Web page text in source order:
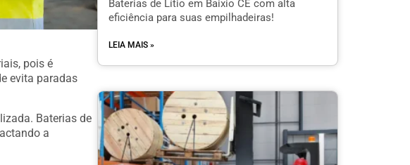
pois é
evita paradas
Baterias de
a
Baterias de Lítio em Baixio CE com alta
eficiência para suas empilhadeiras!
LEIA MAIS »